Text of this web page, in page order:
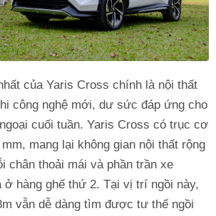
của Yaris Cross chính là nội thất
công nghệ mới, dư sức đáp ứng cho
cuối tuần. Yaris Cross có trục cơ
mang lại không gian nội thất rộng
chân thoải mái và phần trần xe
ở hàng ghế thứ 2. Tại vị trí ngồi này,
vẫn dễ dàng tìm được tư thế ngồi